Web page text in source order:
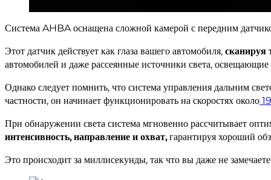
Система AHBA оснащена сложной камерой с передним
Этот датчик действует как глаза вашего автомобиля, сканируя
автомобилей и даже рассеянные источники света, освещающие
Однако следует помнить, что система управления дальним
частности, он начинает функционировать на скоростях около
При обнаружении света система мгновенно рассчитывает
интенсивность, направление и охват,гарантируя хороший
Это происходит за миллисекунды, так что вы даже не замечаете